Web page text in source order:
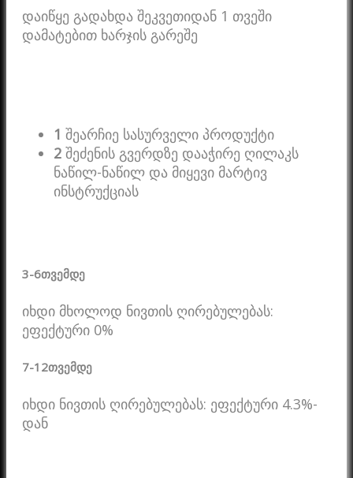
დაიწყე გადახდა შეკვეთიდან 1 თვეში
დამატებით ხარჯის გარეშე
1 შეარჩიე სასურველი პროდუქტი
2 შეძენის გვერდზე დააჭირე ღილაკს
ნაწილ-ნაწილ და მიყევი მარტივ
ინსტრუქციას
3-6თვემდე
იხდი მხოლოდ ნივთის ღირებულებას:
ეფექტური 0%
7-12თვემდე
იხდი ნივთის ღირებულებას: ეფექტური 4.3%-
დან